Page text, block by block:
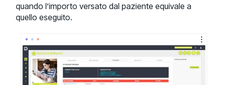
quando l’importo versato dal paziente equivale a
quello eseguito.